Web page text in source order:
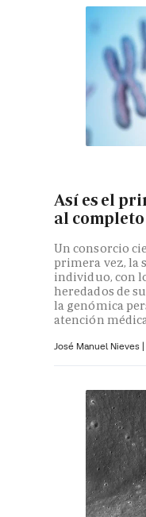
Así es el
al completo
Un consorcio
primera vez, la
individuo, con
heredados de
la genómica
atención
José Manuel Nieves |